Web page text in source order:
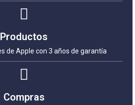
Productos
de Apple con 3 años de garantía
Compras